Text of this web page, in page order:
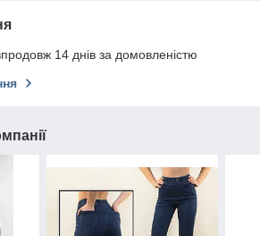
14 днів за домовленістю